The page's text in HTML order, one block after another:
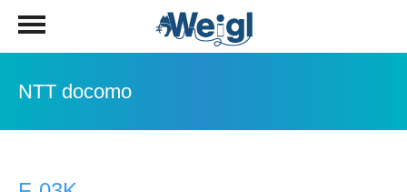
NTT docomo